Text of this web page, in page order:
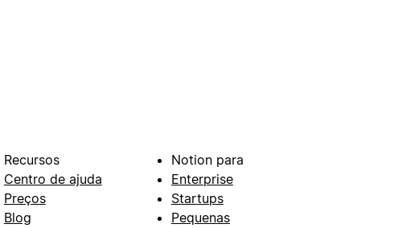
Recursos
Centro de ajuda
Preços
Blog
Notion para
Enterprise
Startups
Pequenas